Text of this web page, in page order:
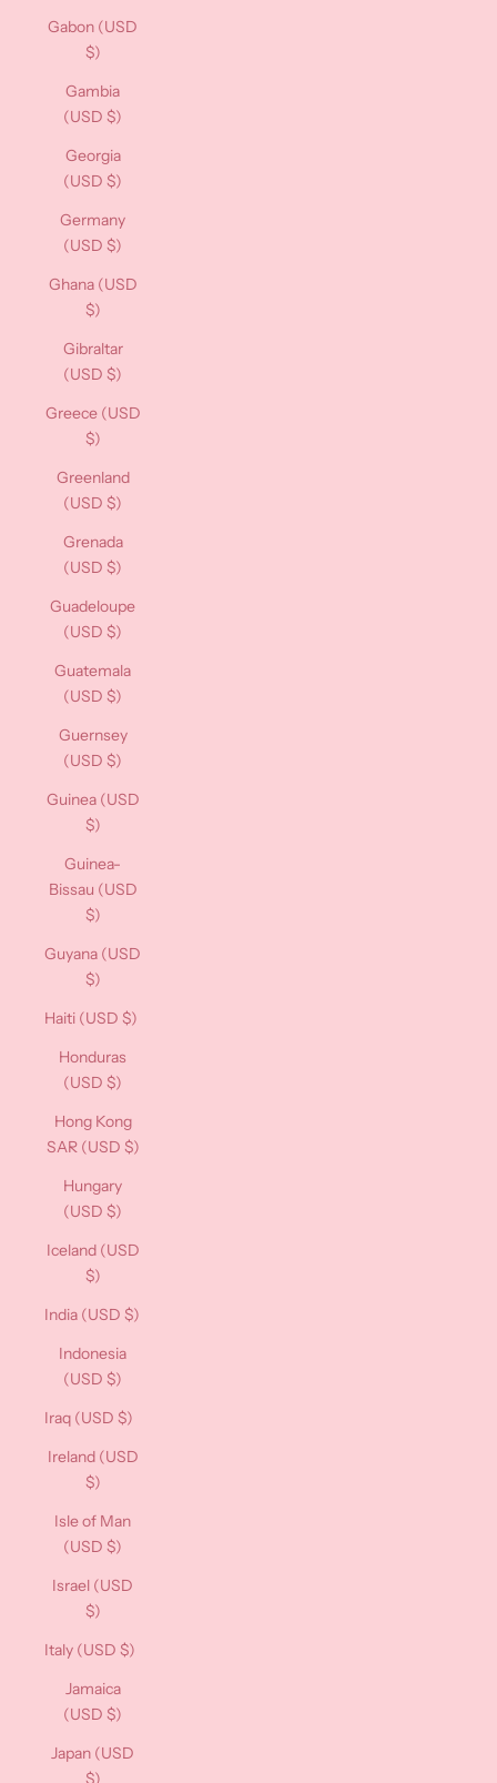
Gabon (USD
$)
Gambia
(USD $)
Georgia
(USD $)
Germany
(USD $)
Ghana (USD
$)
Gibraltar
(USD $)
Greece (USD
$)
Greenland
(USD $)
Grenada
(USD $)
Guadeloupe
(USD $)
Guatemala
(USD $)
Guernsey
(USD $)
Guinea (USD
$)
Guinea-
Bissau (USD
$)
Guyana (USD
$)
Haiti (USD $)
Honduras
(USD $)
Hong Kong
SAR (USD $)
Hungary
(USD $)
Iceland (USD
$)
India (USD $)
Indonesia
(USD $)
Iraq (USD $)
Ireland (USD
$)
Isle of Man
(USD $)
Israel (USD
$)
Italy (USD $)
Jamaica
(USD $)
Japan (USD
$)